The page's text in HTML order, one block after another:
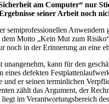
am Computer“ nur
seiner Arbeit noch
semiprofessionellen
Motto „Kein Mut zum
noch in der Erinnerung an eine
unangenehm, kann für den
eines defekten
er seinen terminlichen
zählt das Argument, der
im Verantwortungsbereich